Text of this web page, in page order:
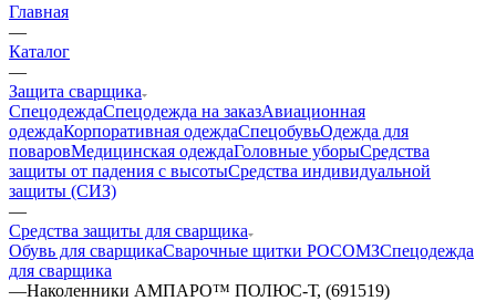
Главная
—
Каталог
—
Защита сварщика
СпецодеждаСпецодежда на заказАвиационная
одеждаКорпоративная одеждаСпецобувьОдежда для
поваровМедицинская одеждаГоловные уборыСредства
защиты от падения с высотыСредства индивидуальной
защиты (СИЗ)
—
Средства защиты для сварщика
Обувь для сварщикаСварочные щитки РОСОМЗСпецодежда
для сварщика
—Наколенники АМПАРО™ ПОЛЮС-Т, (691519)